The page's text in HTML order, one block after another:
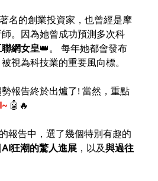
名的創業投資家，也曾經是摩
。因為她曾成功預測多次科
網女皇👑。 每年她都會發布
被視為科技業的重要風向標。
報告終於出爐了! 當然，重點
🤖🔥
報告中，選了幾個特別有趣的
AI狂潮的驚人進展 ，以及與過往